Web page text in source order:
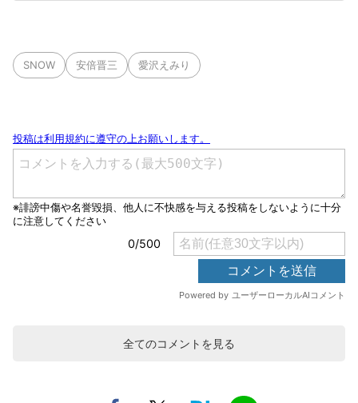
SNOW 安倍晋三 愛沢えみり
全てのコメントを見る